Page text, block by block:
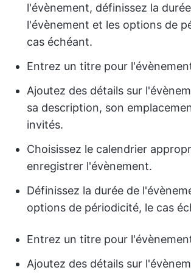
l'évènement, définissez la
l'évènement et les options de
cas échéant.
Entrez un titre pour
Ajoutez des détails sur
sa description, son
invités.
Choisissez le calendrier
enregistrer l'évènement.
Définissez la durée de
options de périodicité, le cas
Entrez un titre pour
Ajoutez des détails sur